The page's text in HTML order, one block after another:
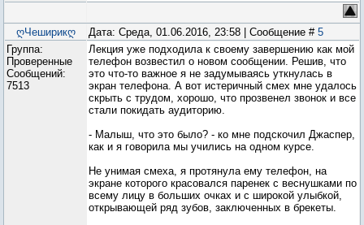
ღЧеширикღ Дата: Среда, 01.06.2016, 23:58 | Сообщение # 5
Группа:
Проверенные
Сообщений:
7513
Лекция уже подходила к своему завершению как мой
телефон возвестил о новом сообщении. Решив, что
это что-то важное я не задумываясь уткнулась в
экран телефона. А вот истеричный смех мне удалось
скрыть с трудом, хорошо, что прозвенел звонок и все
стали покидать аудиторию.
- Малыш, что это было? - ко мне подскочил Джаспер,
как и я говорила мы учились на одном курсе.
Не унимая смеха, я протянула ему телефон, на
экране которого красовался паренек с веснушками по
всему лицу в больших очках и с широкой улыбкой,
открывающей ряд зубов, заключенных в брекеты.